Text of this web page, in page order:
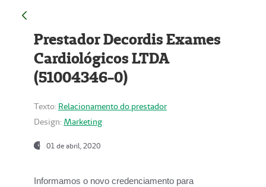
Prestador Decordis Exames
Cardiológicos LTDA
(51004346-0)
Texto: Relacionamento do prestador
Design: Marketing
01 de abril, 2020
Informamos o novo credenciamento para